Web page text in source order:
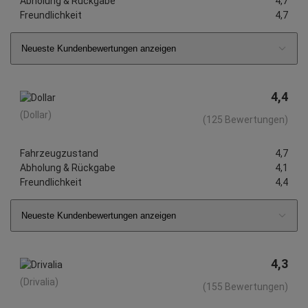
Freundlichkeit
4,7
Neueste Kundenbewertungen anzeigen
(Dollar)
4,4
(125 Bewertungen)
Fahrzeugzustand
4,7
Abholung & Rückgabe
4,1
Freundlichkeit
4,4
Neueste Kundenbewertungen anzeigen
(Drivalia)
4,3
(155 Bewertungen)